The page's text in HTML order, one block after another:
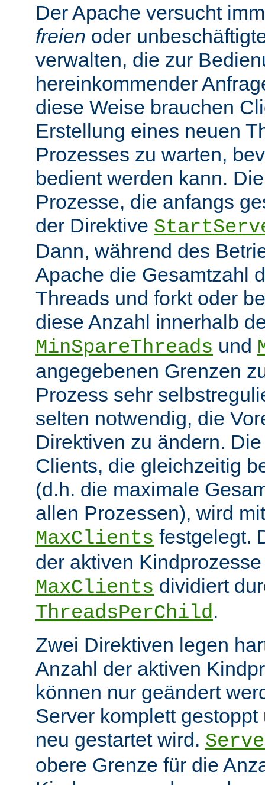
Der Apache versucht
freien oder
verwalten, die zur
hereinkommender
diese Weise brauchen
Erstellung eines neuen
Prozesses zu warten,
bedient werden kann.
Prozesse, die anfangs
der Direktive
Dann, während des
Apache die Gesamtzahl
Threads und forkt oder
diese Anzahl innerhalb
MinSpareThreads und
angegebenen Grenzen
Prozess sehr
selten notwendig, die
Direktiven zu ändern.
Clients, die gleichzeitig
(d.h. die maximale
allen Prozessen), wird
MaxClients festgelegt.
der aktiven
MaxClients dividiert
ThreadsPerChild.
Zwei Direktiven legen
Anzahl der aktiven
können nur geändert
Server komplett
neu gestartet wird.
obere Grenze für die